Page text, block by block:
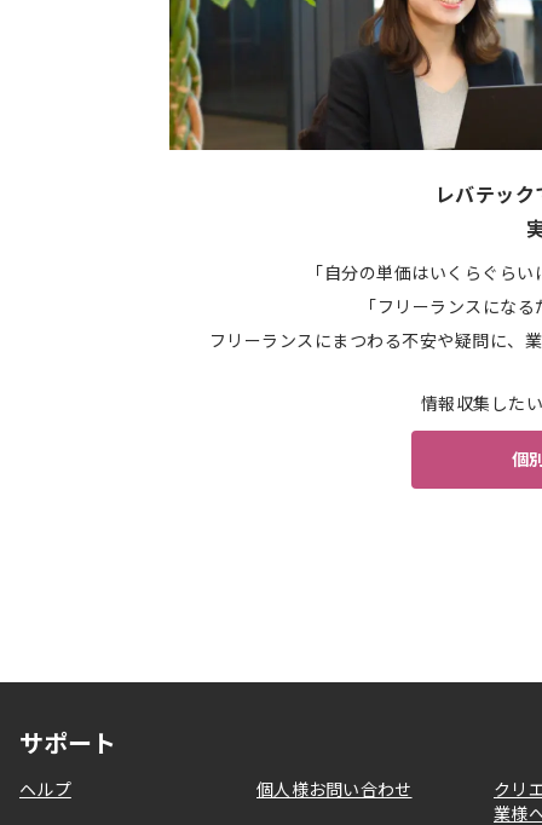
レバテッ
「自分の単価はいくらぐら
「フリーランスにな
フリーランスにまつわる不安や疑問に、
情報収集した
個
サポート
ヘルプ 個人様お問い合わせ
クリ
業様